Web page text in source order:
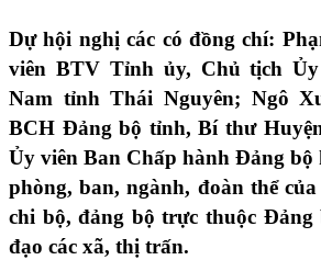
Dự hội nghị các có đồng chí:
viên BTV Tỉnh ủy, Chủ tịch
Nam tỉnh Thái Nguyên; Ngô
BCH Đảng bộ tỉnh, Bí thư
Ủy viên Ban Chấp hành Đảng bộ
phòng, ban, ngành, đoàn thể
chi bộ, đảng bộ trực thuộc Đảng
đạo các xã, thị trấn.